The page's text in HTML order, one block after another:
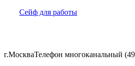
Сейф для работы
г.МоскваТелефон многоканальный